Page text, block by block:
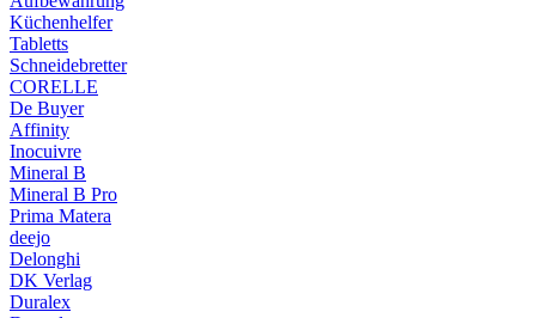
Küchenhelfer
Tabletts
Schneidebretter
CORELLE
De Buyer
Affinity
Inocuivre
Mineral B
Mineral B Pro
Prima Matera
deejo
Delonghi
DK Verlag
Duralex